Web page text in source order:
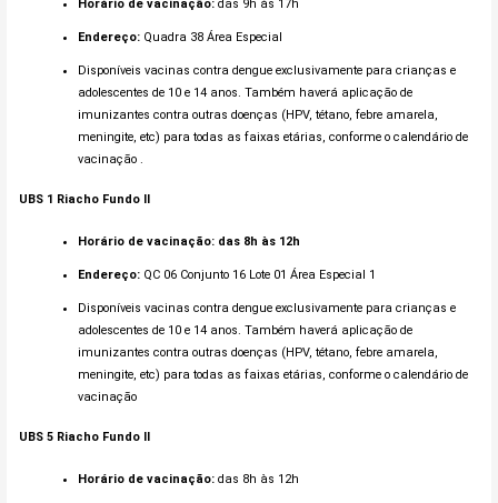
Horário de vacinação:das 9h às 17h
Endereço: Quadra 38 Área Especial
Disponíveis vacinas contra dengue exclusivamente para crianças e
adolescentes de 10 e 14 anos. Também haverá aplicação de
imunizantes contra outras doenças (HPV, tétano, febre amarela,
meningite, etc) para todas as faixas etárias, conforme o calendário de
vacinação .
UBS 1 Riacho FundoII
Horário de vacinação: das 8h às 12h
Endereço: QC 06 Conjunto 16 Lote 01 Área Especial 1
Disponíveis vacinas contra dengue exclusivamente para crianças e
adolescentes de 10 e 14 anos. Também haverá aplicação de
imunizantes contra outras doenças (HPV, tétano, febre amarela,
meningite, etc) para todas as faixas etárias, conforme o calendário de
vacinação
UBS 5 Riacho Fundo II
Horário de vacinação:das 8h às 12h